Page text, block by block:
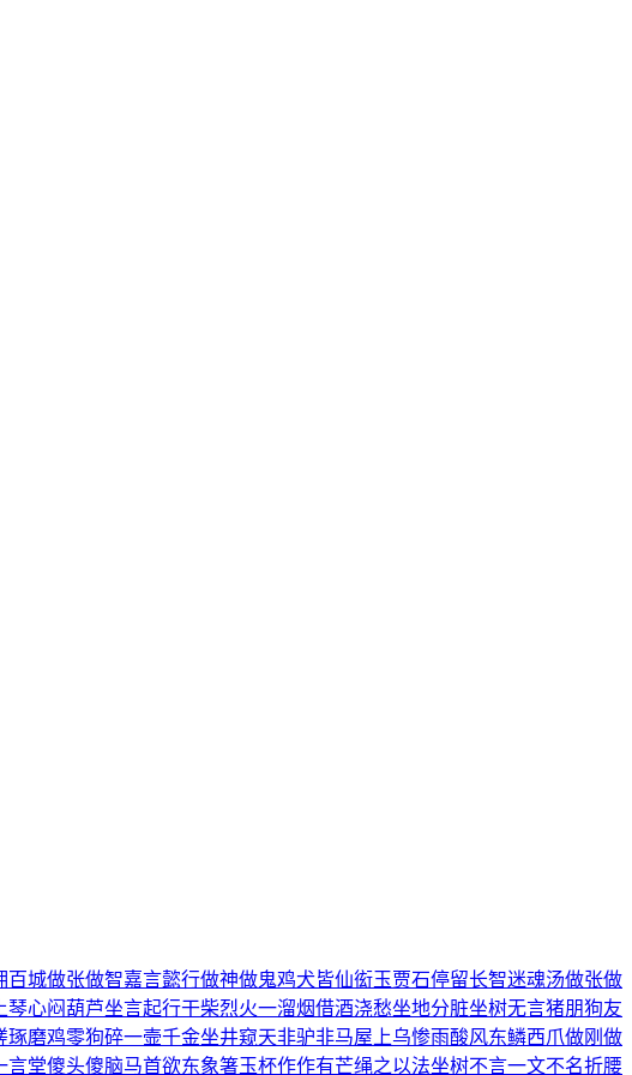
百城做张做智嘉言懿行做神做鬼鸡犬皆仙衒玉贾石停留长智迷魂汤做张做
琴心闷葫芦坐言起行干柴烈火一溜烟借酒浇愁坐地分脏坐树无言猪朋狗友
琢磨鸡零狗碎一壸千金坐井窥天非驴非马屋上乌惨雨酸风东鳞西爪做刚做
言堂傻头傻脑马首欲东象箸玉杯作作有芒绳之以法坐树不言一文不名折腰